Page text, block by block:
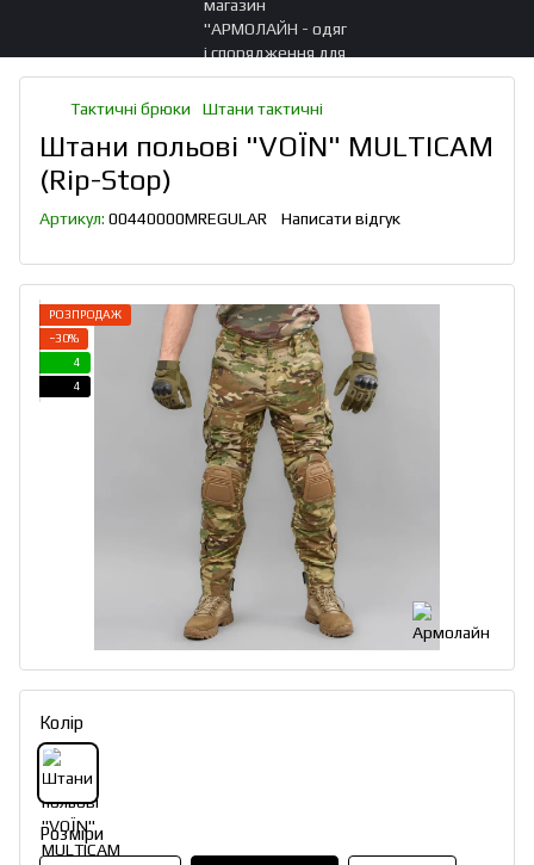
Тактичні брюки Штани тактичні
Штани польові "VOЇN" MULTICAM
(Rip-Stop)
Артикул: 00440000MREGULAR Написати відгук
РОЗПРОДАЖ
−30%
4
4
Колір
Розміри